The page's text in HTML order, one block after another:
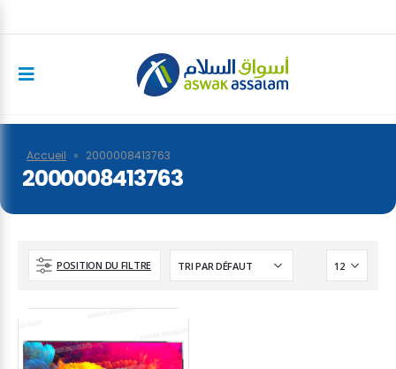
Accueil » 2000008413763
2000008413763
POSITION DU FILTRE